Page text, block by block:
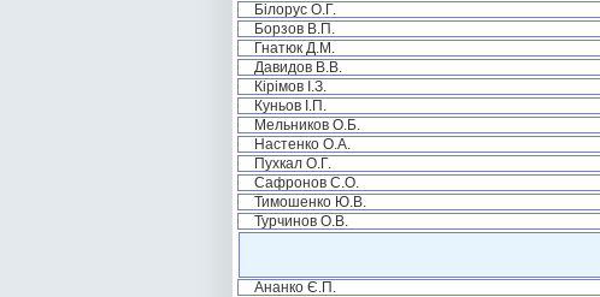
Білорус О.Г.
Борзов В.П.
Гнатюк Д.М.
Давидов В.В.
Кірімов І.З.
Куньов І.П.
Мельников О.Б.
Настенко О.А.
Пухкал О.Г.
Сафронов С.О.
Тимошенко Ю.В.
Турчинов О.В.
Ананко Є.П.